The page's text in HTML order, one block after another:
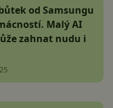
od Samsungu
Malý AI
zahnat nudu i